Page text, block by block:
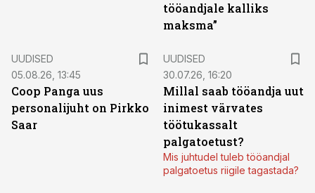
tööandjale kalliks
maksma”
UUDISED
05.08.26, 13:45
Coop Panga uus
personalijuht on Pirkko
Saar
UUDISED
30.07.26, 16:20
Millal saab tööandja uut
inimest värvates
töötukassalt
palgatoetust?
Mis juhtudel tuleb tööandjal
palgatoetus riigile tagastada?